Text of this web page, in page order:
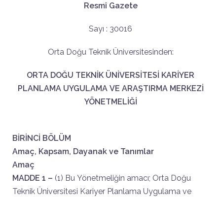
Resmî Gazete
Sayı : 30016
Orta Doğu Teknik Üniversitesinden:
ORTA DOĞU TEKNİK ÜNİVERSİTESİ KARİYER
PLANLAMA UYGULAMA VE ARAŞTIRMA MERKEZİ
YÖNETMELİĞİ
BİRİNCİ BÖLÜM
Amaç, Kapsam, Dayanak ve Tanımlar
Amaç
MADDE 1 – (1) Bu Yönetmeliğin amacı; Orta Doğu
Teknik Üniversitesi Kariyer Planlama Uygulama ve